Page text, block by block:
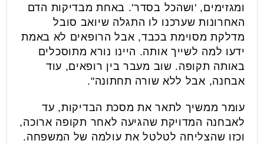
ומגזימים, 'ושהכל בסדר'. באחת מבדיקות הדם
האחרונות שערכנו לו התגלה שיואב סובל
מדלקת מסוימת בכבד, אבל הרופאים לא באמת
ידעו למה לשייך אותה. היינו נורא מתוסכלים
באותה תקופה. שוב מעבר בין רופאים, עוד
אבחנה, אבל ללא שורה תחתונה".
עומר ממשיך לתאר את מסכת הבדיקות, עד
לאבחנה המדויקת שהגיעה לאחר תקופה ארוכה,
וכזו שהצליחה לטלטל את עולמה של המשפחה.